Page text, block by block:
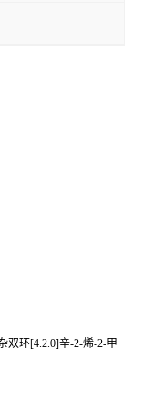
双环[4.2.0]辛-2-烯-2-甲